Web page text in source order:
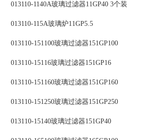
013110-1140A玻璃过滤器11GP40 3个装
013110-115A玻璃炉11GP5.5
013110-151100玻璃过滤器151GP100
013110-15116玻璃过滤器151GP16
013110-151160玻璃过滤器151GP160
013110-151250玻璃过滤器151GP250
013110-15140玻璃过滤器151GP40